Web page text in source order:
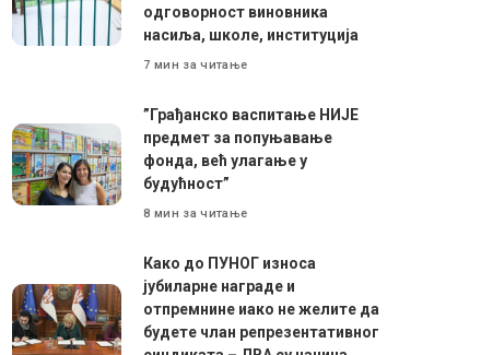
одговорност виновника
насиља, школе, институција
7 мин за читање
”Грађанско васпитање НИЈЕ
предмет за попуњавање
фонда, већ улагање у
будућност”
8 мин за читање
Како до ПУНОГ износа
јубиларне награде и
отпремнине иако не желите да
будете члан репрезентативног